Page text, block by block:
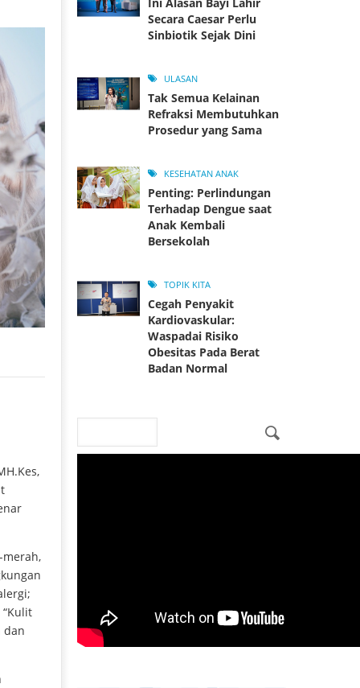
dan
Secara Caesar Perlu
Sinbiotik Sejak Dini
ULASAN
Tak Semua Kelainan
Refraksi Membutuhkan
Prosedur yang Sama
KESEHATAN ANAK
Penting: Perlindungan
Terhadap Dengue saat
Anak Kembali
Bersekolah
TOPIK KITA
Cegah Penyakit
Kardiovaskular:
Waspadai Risiko
Obesitas Pada Berat
Badan Normal